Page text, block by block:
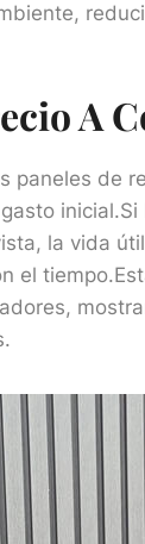
A
paneles de
la vida
el